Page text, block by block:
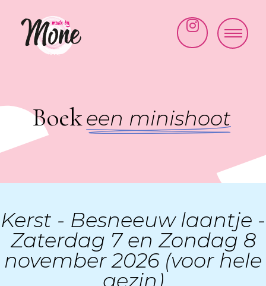
Cakesmash
New Born
Minishoots
06 41 50 53 35
Bekijk route
Boekeen minishoot
Kerst - Besneeuw laantje -
Zaterdag 7 en Zondag 8
november 2026 (voor hele
gezin)